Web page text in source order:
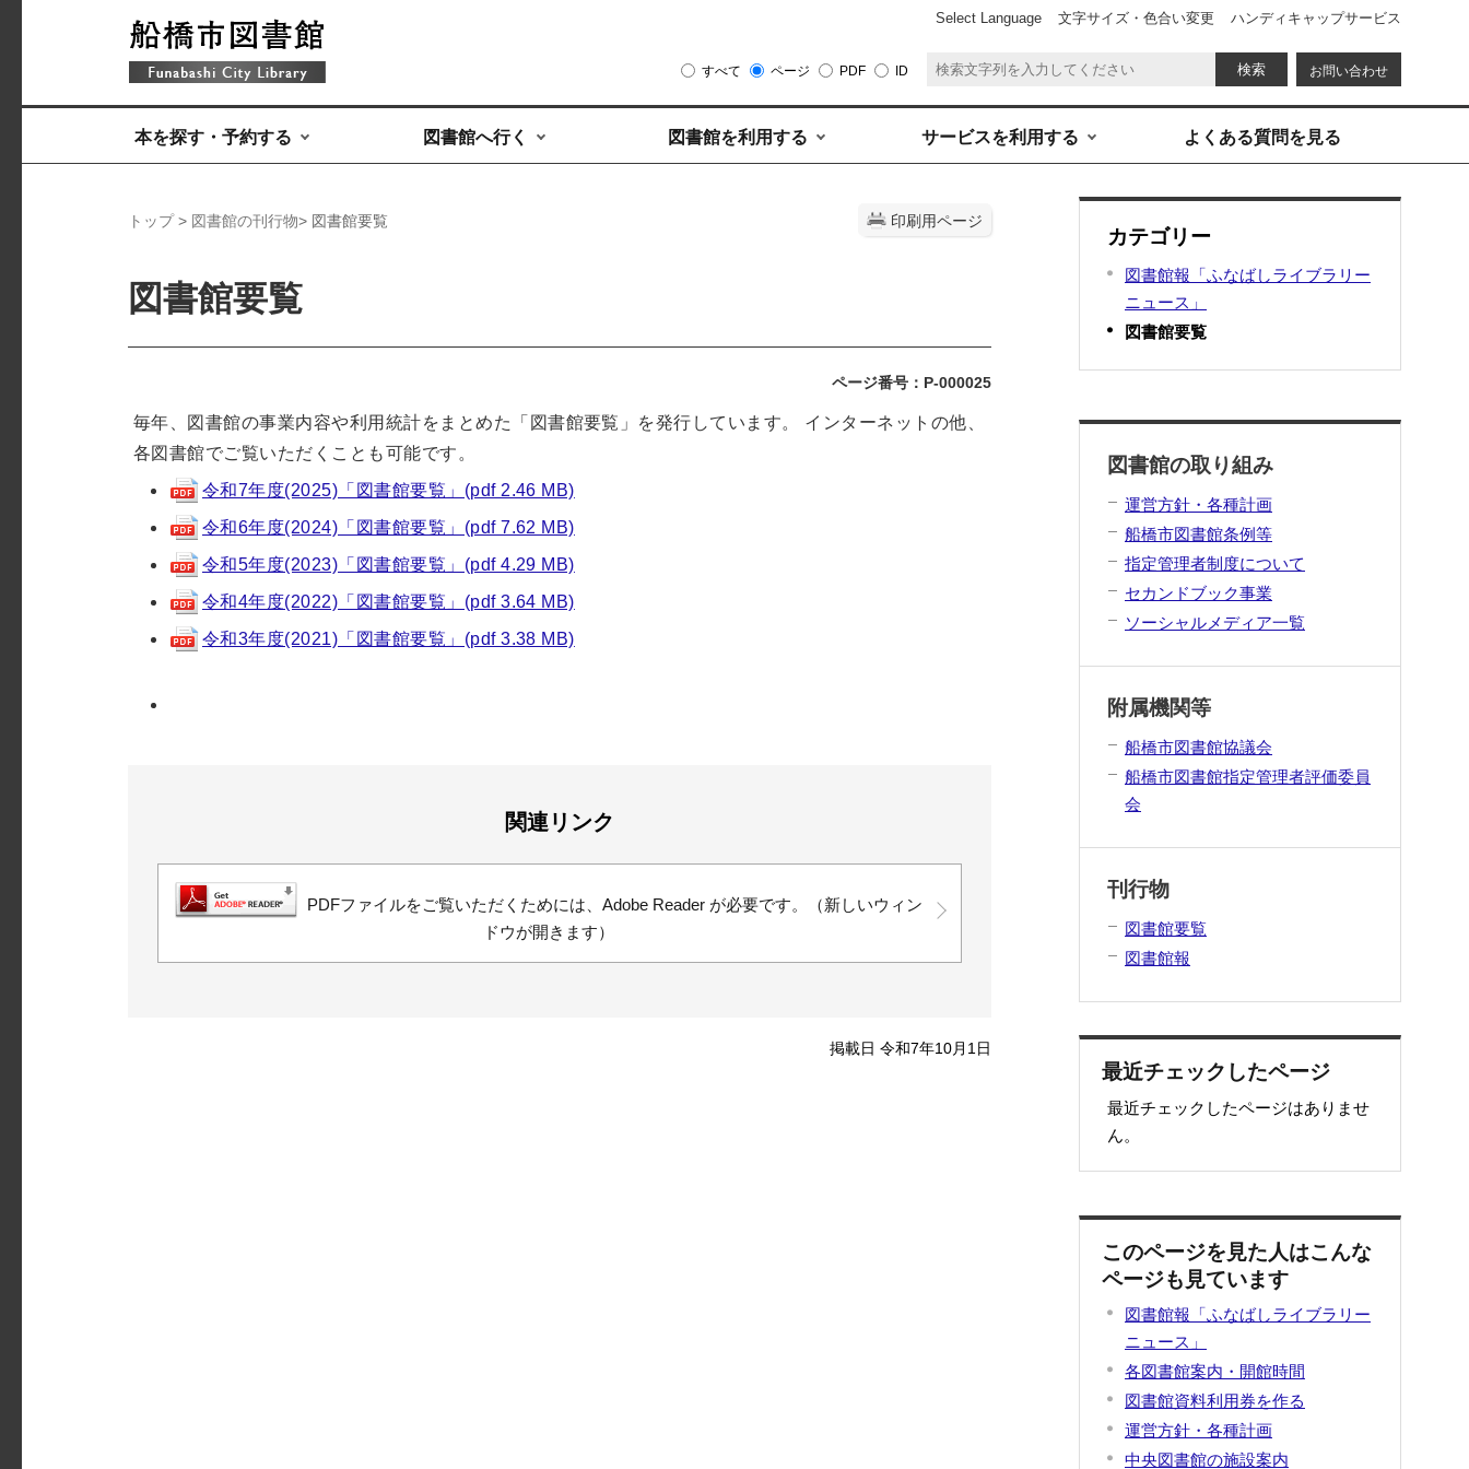
お問い合わせ
すべて ページ PDF ID
Select Language 文字サイズ・色合い変更 ハンディキャップサービス
本を探す・予約する 図書館へ行く 図書館を利用する サービスを利用する よくある質問を見る
印刷用ページ
トップ > 図書館の刊行物> 図書館要覧
図書館要覧
ページ番号：P-000025
毎年、図書館の事業内容や利用統計をまとめた「図書館要覧」を発行しています。 インターネットの他、
各図書館でご覧いただくことも可能です。
令和7年度(2025)「図書館要覧」(pdf 2.46 MB)
令和6年度(2024)「図書館要覧」(pdf 7.62 MB)
令和5年度(2023)「図書館要覧」(pdf 4.29 MB)
令和4年度(2022)「図書館要覧」(pdf 3.64 MB)
令和3年度(2021)「図書館要覧」(pdf 3.38 MB)
関連リンク
PDFファイルをご覧いただくためには、Adobe Reader が必要です。（新しいウィン
ドウが開きます）
掲載日 令和7年10月1日
カテゴリー
図書館報「ふなばしライブラリー
ニュース」
図書館要覧
図書館の取り組み
運営方針・各種計画
船橋市図書館条例等
指定管理者制度について
セカンドブック事業
ソーシャルメディア一覧
附属機関等
船橋市図書館協議会
船橋市図書館指定管理者評価委員
会
刊行物
図書館要覧
図書館報
最近チェックしたページ
最近チェックしたページはありませ
ん。
このページを見た人はこんな
ページも見ています
図書館報「ふなばしライブラリー
ニュース」
各図書館案内・開館時間
図書館資料利用券を作る
運営方針・各種計画
中央図書館の施設案内